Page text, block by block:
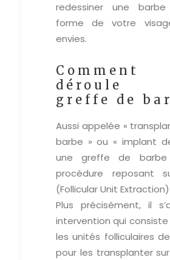
redessiner une
forme de votre
envies.
déroule
greffe de
Aussi appelée «
barbe » ou « implant
une greffe de
procédure reposant
(Follicular Unit Extraction)
Plus précisément, il
intervention qui
les unités folliculaires
pour les transplanter